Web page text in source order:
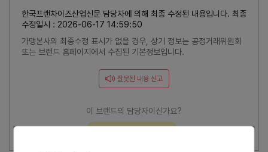
한국프랜차이즈산업신문 담당자에 의해 최종 수정된 내용입니다. 최종
수정일시 : 2026-06-17 14:59:50
가맹본사의 최종수정 표시가 없을 경우, 상기 정보는 공정거래위원회
또는 브랜드 홈페이지에서 수집된 기본정보입니다.
잘못된 내용 신고
이 브랜드의 담당자이신가요?